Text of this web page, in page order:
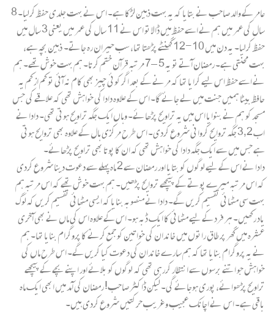
عامر کے والد صاحب نے بتایا کہ یہ بہت ذہین لڑکا ہے۔ اس نے بہت جلدی حفظ کرلیا۔ 8
سال کی عمر میں ہم نے اسے حفظ میں ڈالا تو اس نے 11 سال کی عمر میں یعنی 3 سال میں
حفظ کرلیا۔ یہ دن میں 10-12 گھنٹے پڑھتا تھا، سب حیران رہ جاتے۔ ذہین بچہ ہے،
بہت محنتی ہے۔ رمضان آتے تو یہ 5 – 7 مرتبہ قرآن ختم کرتا۔ ہم بہت خوش تھے۔ ہم
نے اسے حفظ اس لیے کرایا تھا کہ مرنے کے بعد اگر کوئی چیز بھی کام نہ آئی تو کم از کم یہ
حافظ بیٹا ہمیں جنت میں لے جائے گا۔ اس کے علاوہ دادا کی خواہش تھی کہ علاقے کی جس
مسجد کو ہم نے بنوایا اس میں یہ تراویح پڑھائے۔ وہاں ایک جگہ تراویح ہوتی تھی۔ دادا نے
اب 3,2 جگہ تروایح کروانی شروع کردی۔ اس طرح مرکزی ہال کے علاوہ بھی تروایح ہوتی
ہے جس میں سے ایک جگہ دادا کی خواہش تھی کہ ان کا پوتا بھی تراویح پڑھائے۔
دادا نے اس کے لیے لوگوں کو بتایا اور رمضان سے 2 ماہ پہلے سے دعوت دینا شروع کردی
کہ اس مرتبہ میرے پوتے کے پیچھے تروایح پڑھیں۔ ہم بہت خوش تھے کہ اس مرتبہ ہم
بہت سی مٹھائی تقسیم کریں گے۔ دادا نے منصوبہ بنایا کہ ایسی مٹھائی تقسیم کریں کہ لوگ
یاد رکھیں۔ ہر فرد کے لیے مٹھائی کا ایک ڈبہ ہو۔ اس کے علاوہ اس کی ماں نے بھی آخری
عشرہ میں گھر پر طاق راتوں میں خاندان کی خواتین کو جمع کرنے کا پروگرام بنایا تھا۔ ہم
نے یہ پروگرام بنایا تھا کہ ہم سارے خاندان کی دعوت کیا کریں گے۔ اس طرح ماں کی
خواہش جو اتنے برسوں سے انتظار کررہی تھی کہ لوگوں کو بلائے اور اپنے بچے کے پیچھے
تراویح پڑھوائے، پوری ہوجائے گی۔ لیکن ڈاکٹر صاحب! رمضان کی آمد میں ابھی ایک ماہ
باقی ہے۔ اس نے اچانک عجیب و غریب حرکتیں شروع کردی ہیں۔